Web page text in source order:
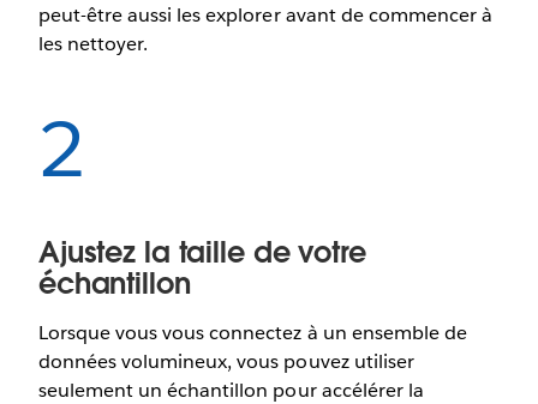
peut-être aussi les explorer avant de commencer à
les nettoyer.
2
Ajustez la taille de votre
échantillon
Lorsque vous vous connectez à un ensemble de
données volumineux, vous pouvez utiliser
seulement un échantillon pour accélérer la